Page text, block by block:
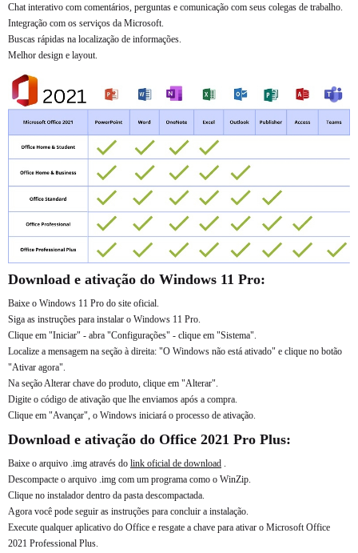
Chat interativo com comentários, perguntas e comunicação com seus colegas de trabalho.
Integração com os serviços da Microsoft.
Buscas rápidas na localização de informações.
Melhor design e layout.
Download e ativação do Windows 11 Pro:
Baixe o Windows 11 Pro do site oficial.
Siga as instruções para instalar o Windows 11 Pro.
Clique em "Iniciar" - abra "Configurações" - clique em "Sistema".
Localize a mensagem na seção à direita: "O Windows não está ativado" e clique no botão
"Ativar agora".
Na seção Alterar chave do produto, clique em "Alterar".
Digite o código de ativação que lhe enviamos após a compra.
Clique em "Avançar", o Windows iniciará o processo de ativação.
Download e ativação do Office 2021 Pro Plus:
Baixe o arquivo .img através do link oficial de download .
Descompacte o arquivo .img com um programa como o WinZip.
Clique no instalador dentro da pasta descompactada.
Agora você pode seguir as instruções para concluir a instalação.
Execute qualquer aplicativo do Office e resgate a chave para ativar o Microsoft Office
2021 Professional Plus.